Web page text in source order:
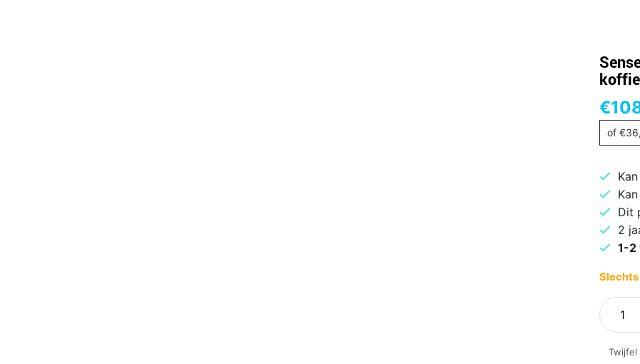
€
of €
Dit
2
1-2
Slechts
Senseo
Original
Twijfel